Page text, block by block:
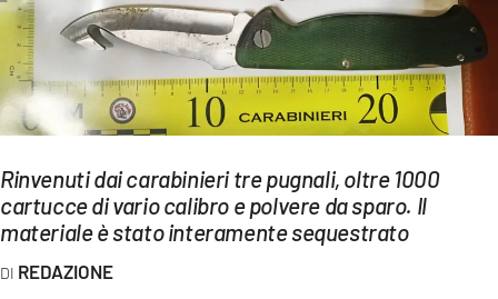
EVENTI
SPORT
Streaming
LAC TV
LAC NETWORK
LAC ONAIR
Rinvenuti dai carabinieri tre pugnali, oltre 1000
cartucce di vario calibro e polvere da sparo. Il
materiale è stato interamente sequestrato
REDAZIONE